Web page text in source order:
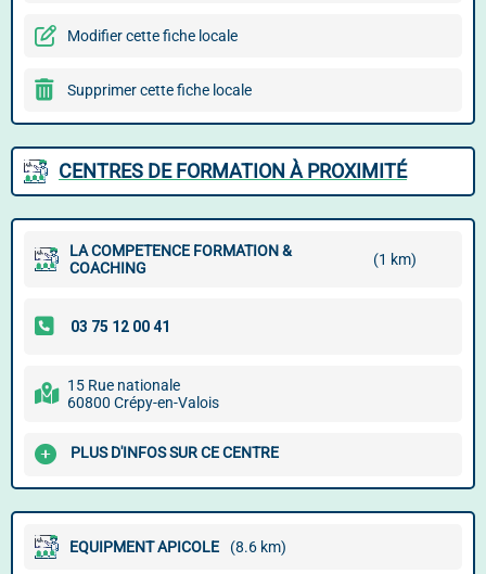
Modifier cette fiche locale
Supprimer cette fiche locale
CENTRES DE FORMATION À PROXIMITÉ
LA COMPETENCE FORMATION &
COACHING
(1 km)
15 Rue nationale
60800 Crépy-en-Valois
PLUS D'INFOS SUR CE CENTRE
EQUIPMENT APICOLE (8.6 km)